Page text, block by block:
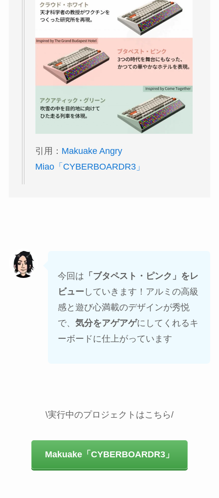
引用： Makuake Angry
Miao「CYBERBOARDR3」
今回は 「ブタペスト・ピンク」をレ
ビュー していきます！アルミの高級
感と遊び心満載のデザインが秀悦
で、 気分をアゲアゲにしてくれるキ
ーボードに仕上がっています
\実行中のプロジェクトはこちら/
Makuake「CYBERBOARDR3」